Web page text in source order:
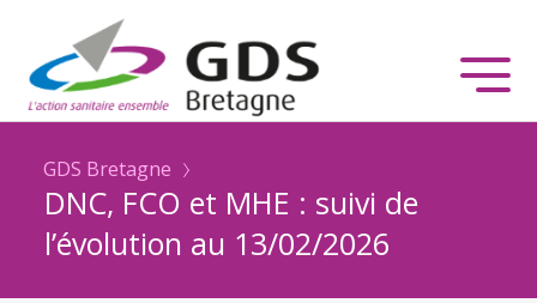
GDS Bretagne
DNC, FCO et MHE : suivi de
l’évolution au 13/02/2026